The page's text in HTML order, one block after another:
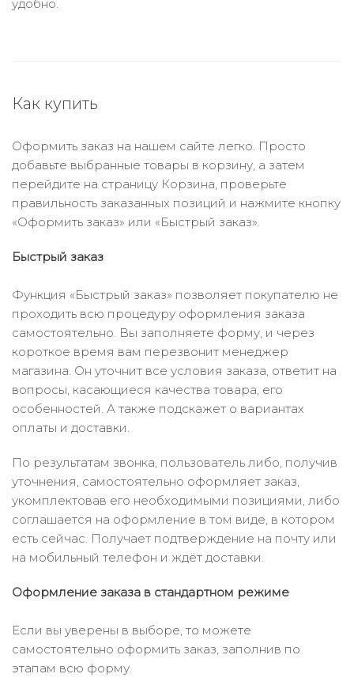
удобно.
Как купить
Оформить заказ на нашем сайте легко. Просто
добавьте выбранные товары в корзину, а затем
перейдите на страницу Корзина, проверьте
правильность заказанных позиций и нажмите кнопку
«Оформить заказ» или «Быстрый заказ».
Быстрый заказ
Функция «Быстрый заказ» позволяет покупателю не
проходить всю процедуру оформления заказа
самостоятельно. Вы заполняете форму, и через
короткое время вам перезвонит менеджер
магазина. Он уточнит все условия заказа, ответит на
вопросы, касающиеся качества товара, его
особенностей. А также подскажет о вариантах
оплаты и доставки.
По результатам звонка, пользователь либо, получив
уточнения, самостоятельно оформляет заказ,
укомплектовав его необходимыми позициями, либо
соглашается на оформление в том виде, в котором
есть сейчас. Получает подтверждение на почту или
на мобильный телефон и ждёт доставки.
Оформление заказа в стандартном режиме
Если вы уверены в выборе, то можете
самостоятельно оформить заказ, заполнив по
этапам всю форму.